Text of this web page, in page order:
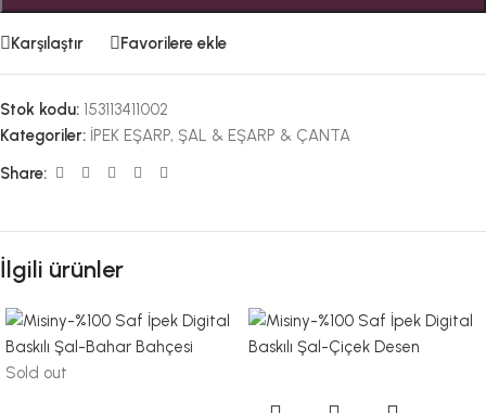
Karşılaştır Favorilere ekle
Stok kodu: 153113411002
Kategoriler: İPEK EŞARP, ŞAL & EŞARP & ÇANTA
Share:
İlgili ürünler
Sold out